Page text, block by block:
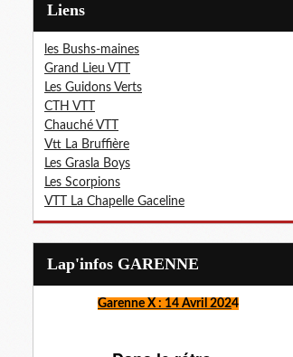
Liens
les Bushs-maines
Grand Lieu VTT
Les Guidons Verts
CTH VTT
Chauché VTT
Vtt La Bruffière
Les Grasla Boys
Les Scorpions
VTT La Chapelle Gaceline
Lap'infos GARENNE
Garenne X : 14 Avril 2024